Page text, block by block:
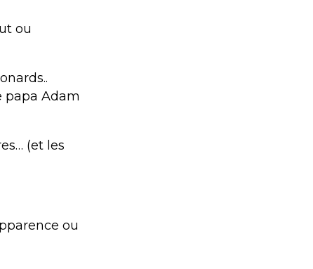
ou
papa Adam
(et les
ou